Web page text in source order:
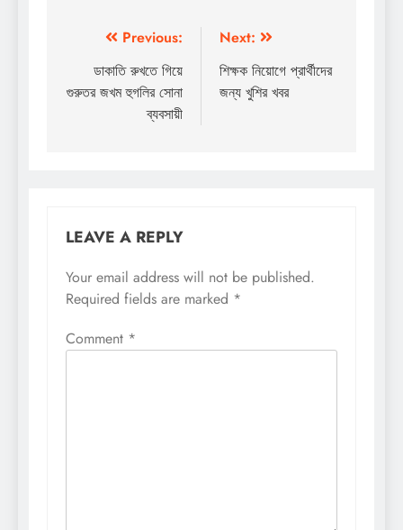
navigation
Previous:
ডাকাতি রুখতে গিয়ে
গুরুতর জখম হুগলির সোনা
ব্যবসায়ী
Next:
শিক্ষক নিয়োগে প্রার্থীদের
জন্য খুশির খবর
LEAVE A REPLY
Your email address will not be published.
Required fields are marked *
Comment *